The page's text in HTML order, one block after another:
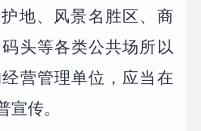
地、风景名胜区、商
头等各类公共场所以
营管理单位，应当在
宣传。